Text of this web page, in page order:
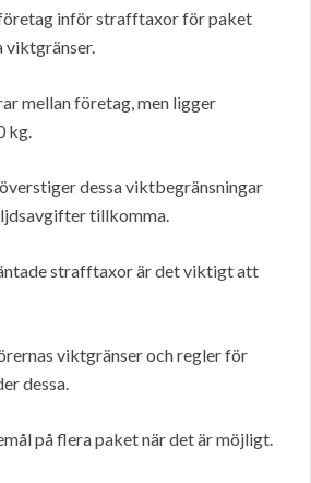
inför strafftaxor för paket
viktgränser.
mellan företag, men ligger
kg.
dessa viktbegränsningar
tillkomma.
strafftaxor är det viktigt att
viktgränser och regler för
dessa.
på flera paket när det är möjligt.